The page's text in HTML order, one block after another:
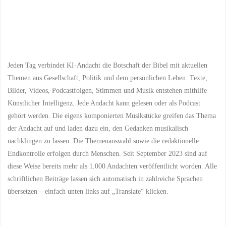
Jeden Tag verbindet KI-Andacht die Botschaft der Bibel mit aktuellen
Themen aus Gesellschaft, Politik und dem persönlichen Leben. Texte,
Bilder, Videos, Podcastfolgen, Stimmen und Musik entstehen mithilfe
Künstlicher Intelligenz. Jede Andacht kann gelesen oder als Podcast
gehört werden. Die eigens komponierten Musikstücke greifen das Thema
der Andacht auf und laden dazu ein, den Gedanken musikalisch
nachklingen zu lassen. Die Themenauswahl sowie die redaktionelle
Endkontrolle erfolgen durch Menschen. Seit September 2023 sind auf
diese Weise bereits mehr als 1.000 Andachten veröffentlicht worden. Alle
schriftlichen Beiträge lassen sich automatisch in zahlreiche Sprachen
übersetzen – einfach unten links auf „Translate“ klicken.